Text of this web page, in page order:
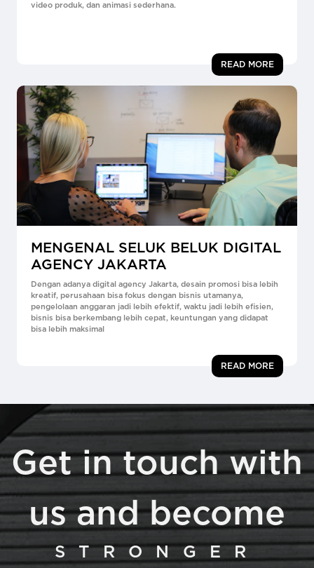
video produk, dan animasi sederhana.
READ MORE
MENGENAL SELUK BELUK DIGITAL
AGENCY JAKARTA
Dengan adanya digital agency Jakarta, desain promosi bisa lebih
kreatif, perusahaan bisa fokus dengan bisnis utamanya,
pengelolaan anggaran jadi lebih efektif, waktu jadi lebih efisien,
bisnis bisa berkembang lebih cepat, keuntungan yang didapat
bisa lebih maksimal
READ MORE
Get in touch with
us and become
STRONGER